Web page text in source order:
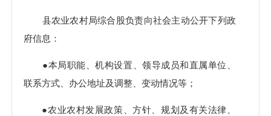
县农业农村局综合股负责向社会主动公开下列政
府信息：
●本局职能、机构设置、领导成员和直属单位、
联系方式、办公地址及调整、变动情况等；
●农业农村发展政策、方针、规划及有关法律、